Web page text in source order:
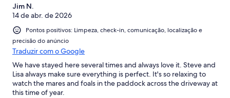
Jim N.
14 de abr. de 2026
Pontos positivos: Limpeza, check-in, comunicação, localização e
precisão do anúncio
Traduzir com o Google
We have stayed here several times and always love it. Steve and
Lisa always make sure everything is perfect. It's so relaxing to
watch the mares and foals in the paddock across the driveway at
this time of year.